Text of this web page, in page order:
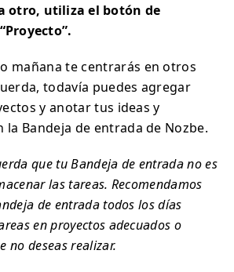
otro, utiliza el botón de
mañana te centrarás en otros
todavía puedes agregar
y anotar tus ideas y
la Bandeja de entrada de Nozbe.
que tu Bandeja de entrada no es
las tareas. Recomendamos
de entrada todos los días
en proyectos adecuados o
no deseas realizar.